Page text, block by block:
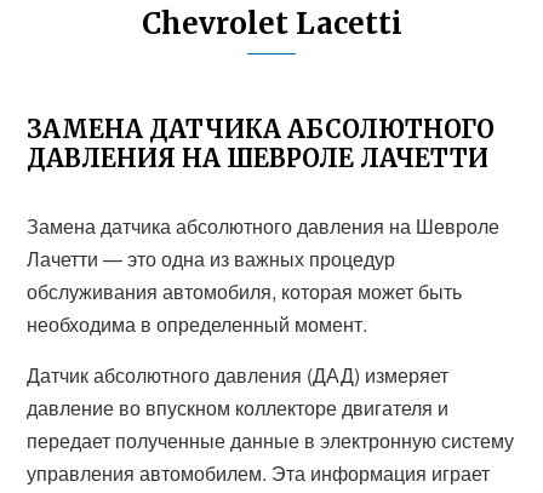
Chevrolet Lacetti
ЗАМЕНА ДАТЧИКА АБСОЛЮТНОГО
ДАВЛЕНИЯ НА ШЕВРОЛЕ ЛАЧЕТТИ
Замена датчика абсолютного давления на Шевроле
Лачетти — это одна из важных процедур
обслуживания автомобиля, которая может быть
необходима в определенный момент.
Датчик абсолютного давления (ДАД) измеряет
давление во впускном коллекторе двигателя и
передает полученные данные в электронную систему
управления автомобилем. Эта информация играет